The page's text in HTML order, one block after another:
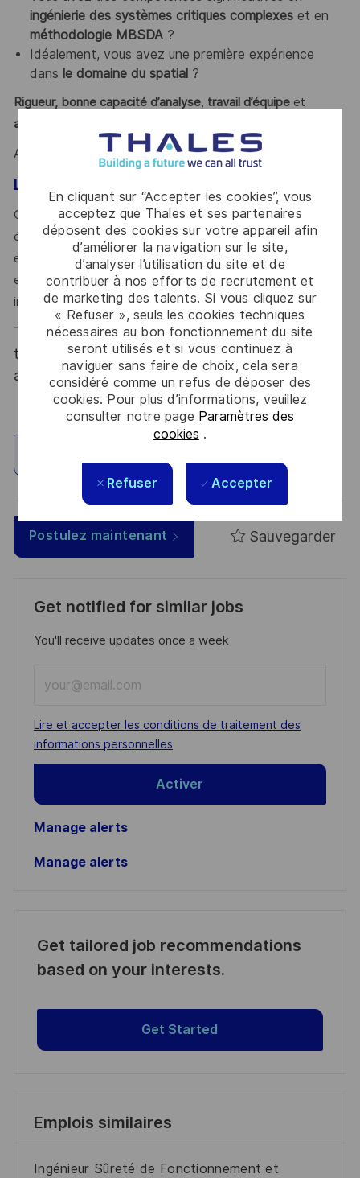
En cliquant sur “Accepter les cookies”, vous
acceptez que Thales et ses partenaires
déposent des cookies sur votre appareil afin
d’améliorer la navigation sur le site,
d’analyser l’utilisation du site et de
contribuer à nos efforts de recrutement et
de marketing des talents. Si vous cliquez sur
« Refuser », seuls les cookies techniques
nécessaires au bon fonctionnement du site
seront utilisés et si vous continuez à
naviguer sans faire de choix, cela sera
considéré comme un refus de déposer des
cookies. Pour plus d’informations, veuillez
consulter notre page Paramètres des
cookies .
Refuser Accepter
ingénierie des systèmes critiques complexeset en
méthodologie MBSDA?
Idéalement, vous avez une première expérience
dans le domaine du spatial ?
Rigueur, bonne capacité d’analyse, travail d’équipeet
adaptation
Alors ce poste est fait pour vous !
Le mot de l’équipe
Ce stage sera l’opportunité pour vous de travailler en
équipe au sein d’une
entreprise innovante, de valoriser les acquis académiques
en environnement
industriel et développer de nouvelles compétences.
Thales, entreprise Handi-Engagée, reconnait
tous les talents. La diversité est notre meilleur
atout. Postulez et rejoignez nous !
Postulez maintenant Sauvegarder
Get notified for similar jobs
You'll receive updates once a week
Email
address
(Required)
Required
Lire et accepter les conditions de traitement des
informations personnelles
Activer
Manage alerts
Manage alerts
Get tailored job recommendations
based on your interests.
Get Started
Emplois similaires
Ingénieur Sûreté de Fonctionnement et